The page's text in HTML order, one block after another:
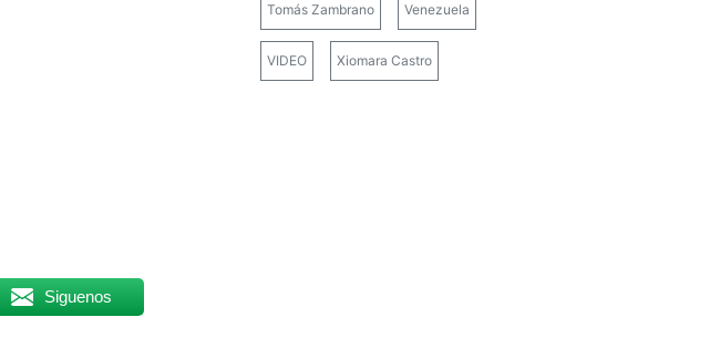
Siguenos
Tomás Zambrano Venezuela
VIDEO Xiomara Castro